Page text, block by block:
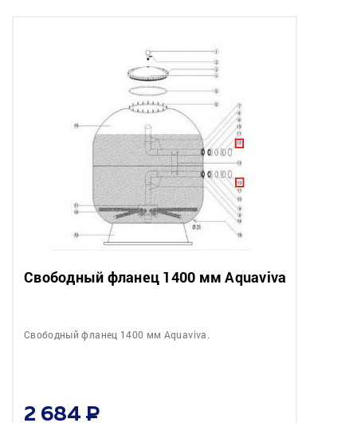
Свободный фланец 1400 мм Aquaviva
Свободный фланец 1400 мм Aquaviva.
2 684